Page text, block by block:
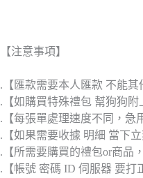
【注意事項】
.【匯款需要本人匯款 不能其
.【如購買特殊禮包 幫狗狗附
.【每張單處理速度不同，急
.【如果需要收據 明細 當下
.【所需要購買的禮包or商品
.【帳號 密碼 ID 伺服器 要打